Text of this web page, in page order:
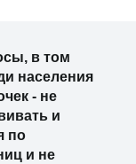
в том
населения
- не
и
по
и не